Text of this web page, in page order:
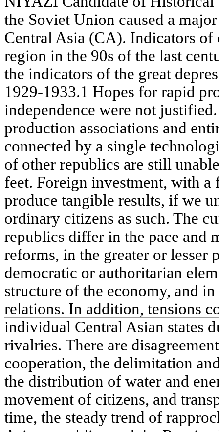
the Soviet Union caused a
Central Asia (CA). Indicators of
region in the 90s of the last
the indicators of the great
1929-1933.1 Hopes for rapid
independence were not
production associations and
connected by a single
of other republics are still
feet. Foreign investment, with a
produce tangible results, if we
ordinary citizens as such. The
republics differ in the pace and
reforms, in the greater or lesser
democratic or authoritarian
structure of the economy, and
relations. In addition, tensions
individual Central Asian states
rivalries. There are
cooperation, the delimitation
the distribution of water and
movement of citizens, and
time, the steady trend of